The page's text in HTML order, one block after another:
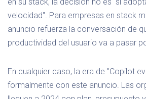
velocidad". Para empresas en stack
anuncio refuerza la conversación de
productividad del usuario va a pasar
En cualquier caso, la era de "Copilot
formalmente con este anuncio. Las